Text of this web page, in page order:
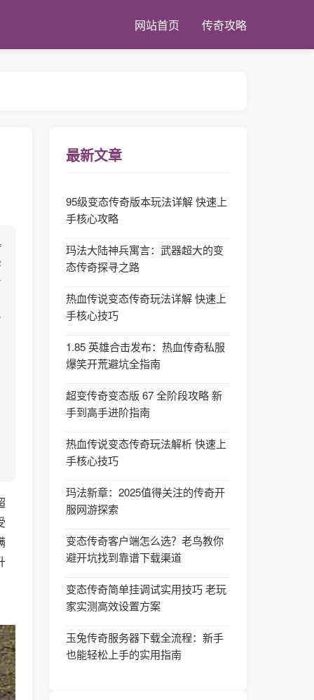
网站首页 传奇攻略
最新文章
95级变态传奇版本玩法详解 快速上
手核心攻略
玛法大陆神兵寓言：武器超大的变
态传奇探寻之路
热血传说变态传奇玩法详解 快速上
手核心技巧
1.85 英雄合击发布：热血传奇私服
爆笑开荒避坑全指南
超变传奇变态版 67 全阶段攻略 新
手到高手进阶指南
热血传说变态传奇玩法解析 快速上
手核心技巧
玛法新章：2025值得关注的传奇开
服网游探索
变态传奇客户端怎么选？老鸟教你
避开坑找到靠谱下载渠道
变态传奇简单挂调试实用技巧 老玩
家实测高效设置方案
玉兔传奇服务器下载全流程：新手
也能轻松上手的实用指南